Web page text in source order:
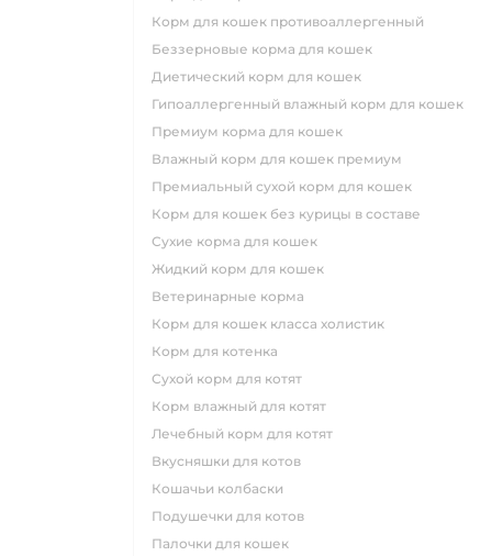
корм для кошек противоаллергенный
беззерновые корма для кошек
диетический корм для кошек
гипоаллергенный влажный корм для кошек
премиум корма для кошек
влажный корм для кошек премиум
премиальный сухой корм для кошек
корм для кошек без курицы в составе
сухие корма для кошек
жидкий корм для кошек
ветеринарные корма
корм для кошек класса холистик
корм для котенка
сухой корм для котят
корм влажный для котят
лечебный корм для котят
вкусняшки для котов
кошачьи колбаски
подушечки для котов
палочки для кошек